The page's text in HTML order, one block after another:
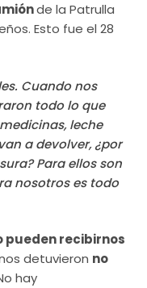
de la Patrulla
Esto fue el 28
Cuando nos
todo lo que
leche
a devolver, ¿por
Para ellos son
nosotros es todo
pueden recibirnos
detuvieron no
hay